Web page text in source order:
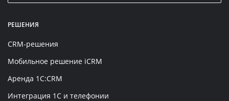
РЕШЕНИЯ
CRM-решения
Мобильное решение iCRM
Аренда 1C:CRM
Интеграция 1С и телефонии